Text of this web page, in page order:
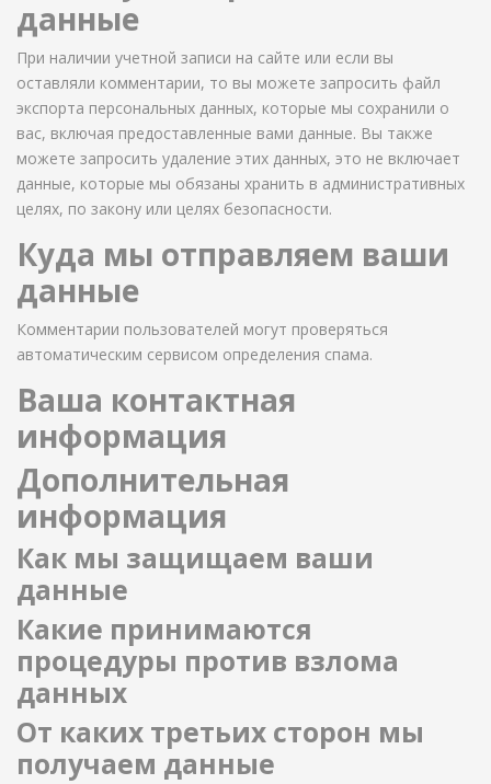
данные
При наличии учетной записи на сайте или если вы
оставляли комментарии, то вы можете запросить файл
экспорта персональных данных, которые мы сохранили о
вас, включая предоставленные вами данные. Вы также
можете запросить удаление этих данных, это не включает
данные, которые мы обязаны хранить в административных
целях, по закону или целях безопасности.
Куда мы отправляем ваши
данные
Комментарии пользователей могут проверяться
автоматическим сервисом определения спама.
Ваша контактная
информация
Дополнительная
информация
Как мы защищаем ваши
данные
Какие принимаются
процедуры против взлома
данных
От каких третьих сторон мы
получаем данные